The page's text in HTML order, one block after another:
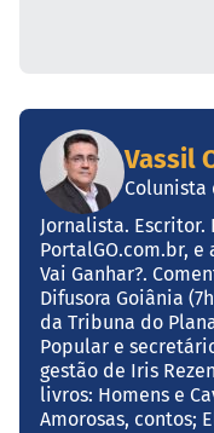
Vassil
Colunista
Jornalista.
PortalGO.com.br,
Vai Ganhar?.
Difusora Goiânia
da Tribuna do
Popular e
gestão de Iris
livros: Homens e
Amorosas, contos;